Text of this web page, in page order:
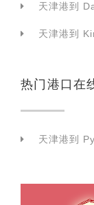
天津港到
天津港到
热门港口在
天津港到